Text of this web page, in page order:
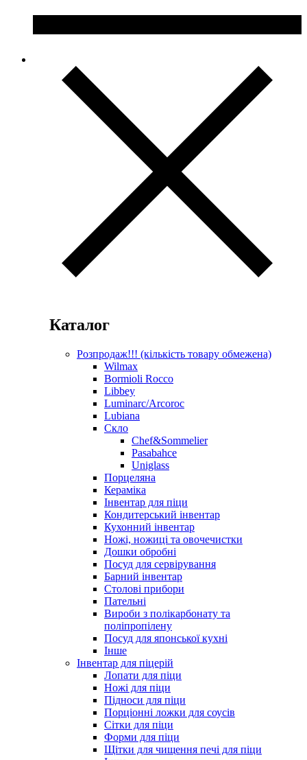
Каталог
Розпродаж!!! (кількість товару обмежена)
Wilmax
Bormioli Rocco
Libbey
Luminarc/Arcoroc
Lubiana
Скло
Chef&Sommelier
Pasabahce
Uniglass
Порцеляна
Кераміка
Інвентар для піци
Кондитерський інвентар
Кухонний інвентар
Ножі, ножиці та овочечистки
Дошки обробні
Посуд для сервірування
Барний інвентар
Столові прибори
Пательні
Вироби з полікарбонату та
поліпропілену
Посуд для японської кухні
Інше
Інвентар для піцерій
Лопати для піци
Ножі для піци
Підноси для піци
Порціонні ложки для соусів
Сітки для піци
Форми для піци
Щітки для чищення печі для піци